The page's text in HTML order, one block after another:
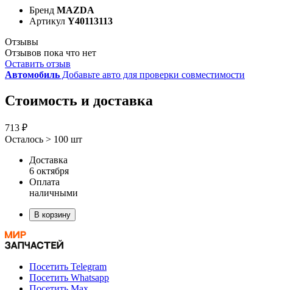
Бренд MAZDA
Артикул Y40113113
Отзывы
Отзывов пока что нет
Оставить отзыв
Автомобиль Добавьте авто для проверки совместимости
Стоимость и доставка
713 ₽
Осталось > 100 шт
Доставка
6 октября
Оплата
наличными
В корзину
Посетить Telegram
Посетить Whatsapp